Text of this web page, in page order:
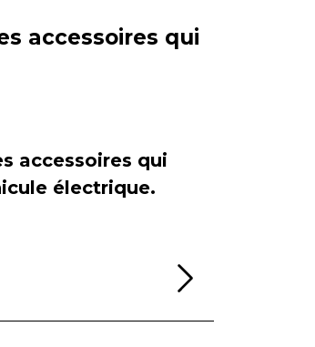
accessoires qui
accessoires qui
électrique.